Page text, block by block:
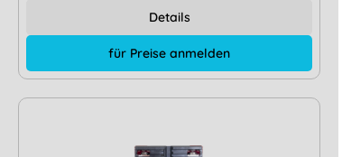
für Preise anmelden
Details